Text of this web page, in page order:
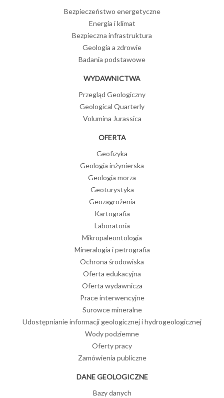
Bezpieczeństwo energetyczne
Energia i klimat
Bezpieczna infrastruktura
Geologia a zdrowie
Badania podstawowe
WYDAWNICTWA
Przegląd Geologiczny
Geological Quarterly
Volumina Jurassica
OFERTA
Geofizyka
Geologia inżynierska
Geologia morza
Geoturystyka
Geozagrożenia
Kartografia
Laboratoria
Mikropaleontologia
Mineralogia i petrografia
Ochrona środowiska
Oferta edukacyjna
Oferta wydawnicza
Prace interwencyjne
Surowce mineralne
Udostępnianie informacji geologicznej i hydrogeologicznej
Wody podziemne
Oferty pracy
Zamówienia publiczne
DANE GEOLOGICZNE
Bazy danych